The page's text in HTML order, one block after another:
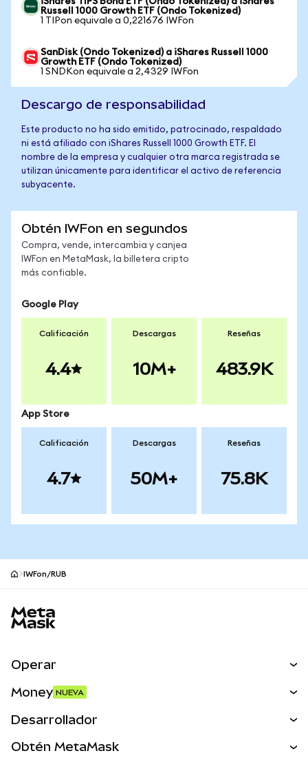
Russell 1000 Growth ETF (Ondo Tokenized)
1 TIPon equivale a 0,221676 IWFon
SanDisk (Ondo Tokenized) a iShares Russell 1000
Growth ETF (Ondo Tokenized)
1 SNDKon equivale a 2,4329 IWFon
Descargo de responsabilidad
Este producto no ha sido emitido, patrocinado, respaldado
ni está afiliado con iShares Russell 1000 Growth ETF. El
nombre de la empresa y cualquier otra marca registrada se
utilizan únicamente para identificar el activo de referencia
subyacente.
Obtén IWFon en segundos
Compra, vende, intercambia y canjea
IWFon en MetaMask, la billetera cripto
más confiable.
Google Play
Calificación
4.4
Descargas
10M+
Reseñas
483.9K
App Store
Calificación
4.7
Descargas
50M+
Reseñas
75.8K
IWFon/RUB
Operar
Activos del mundo real
Money NUEVA
Desarrollador
Obtén MetaMask